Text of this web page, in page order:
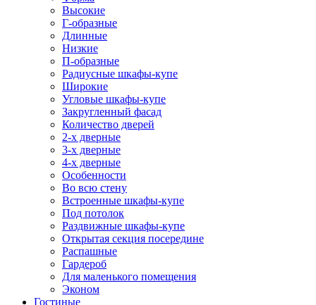
Высокие
Г-образные
Длинные
Низкие
П-образные
Радиусные шкафы-купе
Широкие
Угловые шкафы-купе
Закругленный фасад
Количество дверей
2-х дверные
3-х дверные
4-х дверные
Особенности
Во всю стену
Встроенные шкафы-купе
Под потолок
Раздвижные шкафы-купе
Открытая секция посередине
Распашные
Гардероб
Для маленького помещения
Эконом
Гостиные